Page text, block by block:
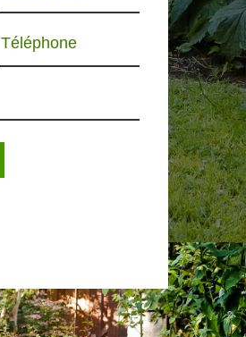
ELAGUEUR 65
Téléphone